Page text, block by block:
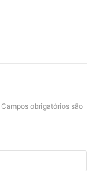
Campos obrigatórios são